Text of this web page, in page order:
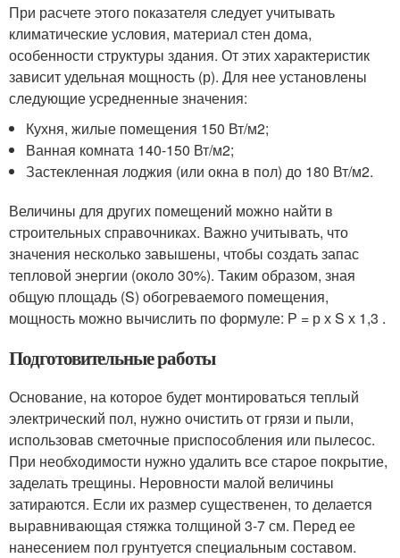
При расчете этого показателя следует учитывать
климатические условия, материал стен дома,
особенности структуры здания. От этих характеристик
зависит удельная мощность (р). Для нее установлены
следующие усредненные значения:
Кухня, жилые помещения 150 Вт/м2;
Ванная комната 140-150 Вт/м2;
Застекленная лоджия (или окна в пол) до 180 Вт/м2.
Величины для других помещений можно найти в
строительных справочниках. Важно учитывать, что
значения несколько завышены, чтобы создать запас
тепловой энергии (около 30%). Таким образом, зная
общую площадь (S) обогреваемого помещения,
мощность можно вычислить по формуле: Р = р х S х 1,3 .
Подготовительные работы
Основание, на которое будет монтироваться теплый
электрический пол, нужно очистить от грязи и пыли,
использовав сметочные приспособления или пылесос.
При необходимости нужно удалить все старое покрытие,
заделать трещины. Неровности малой величины
затираются. Если их размер существенен, то делается
выравнивающая стяжка толщиной 3-7 см. Перед ее
нанесением пол грунтуется специальным составом.